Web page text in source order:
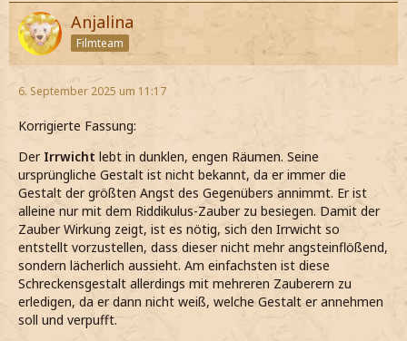
Anjalina
Filmteam
6. September 2025 um 11:17
Korrigierte Fassung:
Der Irrwicht lebt in dunklen, engen Räumen. Seine
ursprüngliche Gestalt ist nicht bekannt, da er immer die
Gestalt der größten Angst des Gegenübers annimmt. Er ist
alleine nur mit dem Riddikulus-Zauber zu besiegen. Damit der
Zauber Wirkung zeigt, ist es nötig, sich den Irrwicht so
entstellt vorzustellen, dass dieser nicht mehr angsteinflößend,
sondern lächerlich aussieht. Am einfachsten ist diese
Schreckensgestalt allerdings mit mehreren Zauberern zu
erledigen, da er dann nicht weiß, welche Gestalt er annehmen
soll und verpufft.